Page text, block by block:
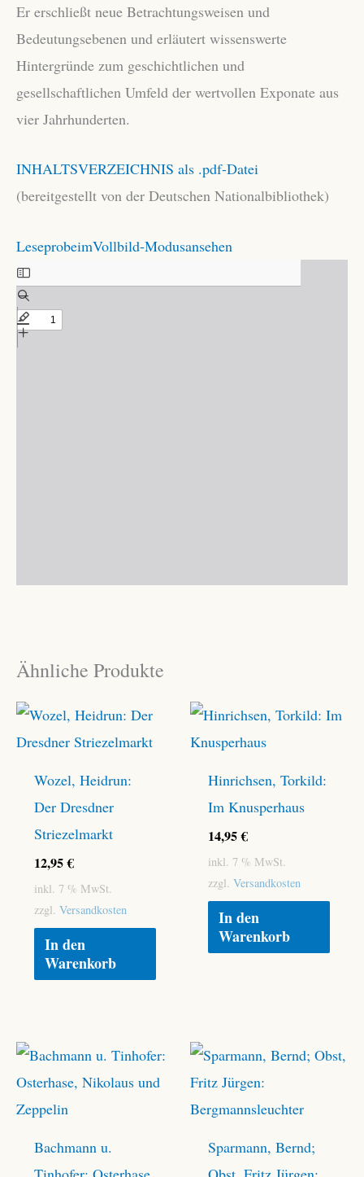
Er erschließt neue Betrachtungsweisen und
Bedeutungsebenen und erläutert wissenswerte
Hintergründe zum geschichtlichen und
gesellschaftlichen Umfeld der wertvollen Exponate aus
vier Jahrhunderten.
INHALTSVERZEICHNIS als .pdf-Datei
(bereitgestellt von der Deutschen Nationalbibliothek)
LeseprobeimVollbild-Modusansehen
Zum
PDF-
Inhalt
springen
Ähnliche Produkte
Wozel, Heidrun:
Der Dresdner
Striezelmarkt
12,95€
inkl. 7 % MwSt.
zzgl. Versandkosten
In den
Warenkorb
Hinrichsen, Torkild:
Im Knusperhaus
14,95€
inkl. 7 % MwSt.
zzgl. Versandkosten
In den
Warenkorb
Bachmann u.
Sparmann, Bernd;